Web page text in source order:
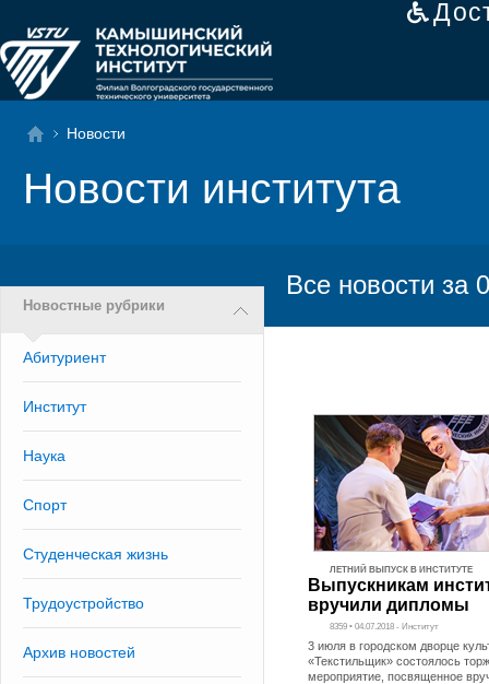
Новости
Новости института
Новостные рубрики
Абитуриент
Институт
Наука
Спорт
Студенческая жизнь
Трудоустройство
Архив новостей
Все новости за
ЛЕТНИЙ ВЫПУСК В ИНСТИТУТЕ
Выпускникам
вручили дипломы
8359 • 04.07.2018 - Институт
3 июля в городском дворце
«Текстильщик» состоялось
мероприятие, посвященное